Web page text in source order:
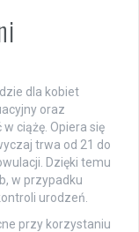
dla kobiet
oraz
ciążę. Opiera się
trwa od 21 do
Dzięki temu
w przypadku
urodzeń.
przy korzystaniu